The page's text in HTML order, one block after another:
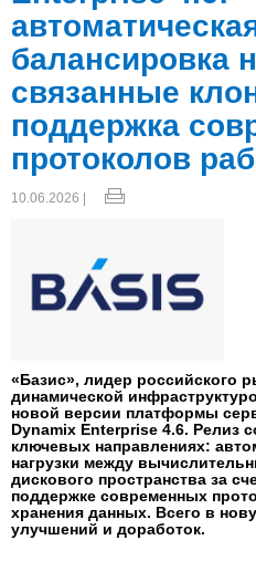
балансировка
связанные
поддержка
протоколов
10.06.2026 |
«Базис», лидер российского
динамической
новой версии платформы
Dynamix Enterprise 4.6. Релиз
ключевых направлениях:
нагрузки между
дискового пространства за
поддержке современных
хранения данных. Всего в
улучшений и доработок.